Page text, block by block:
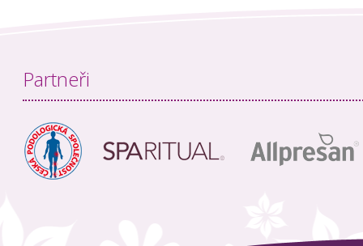
Partneři